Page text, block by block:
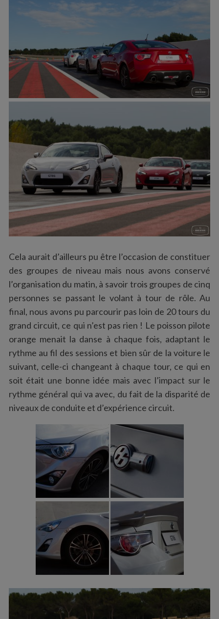
Cela aurait d’ailleurs pu être l’occasion de constituer
des groupes de niveau mais nous avons conservé
l’organisation du matin, à savoir trois groupes de cinq
personnes se passant le volant à tour de rôle. Au
final, nous avons pu parcourir pas loin de 20 tours du
grand circuit, ce qui n’est pas rien ! Le poisson pilote
orange menait la danse à chaque fois, adaptant le
rythme au fil des sessions et bien sûr de la voiture le
suivant, celle-ci changeant à chaque tour, ce qui en
soit était une bonne idée mais avec l’impact sur le
rythme général qui va avec, du fait de la disparité de
niveaux de conduite et d’expérience circuit.
S
a
r
f